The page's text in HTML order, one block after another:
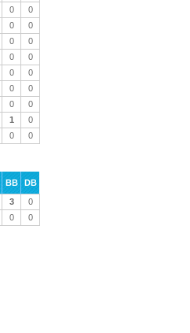
0
0
0
0
0
0
0
0
0
0
0
0
0
0
1
0
0 0
BB
DB
3
0
0 0